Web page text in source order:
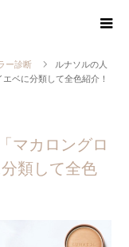
ー診断
ルナソルの人
ベに分類して全色紹介！
マカロングロ
類して全色